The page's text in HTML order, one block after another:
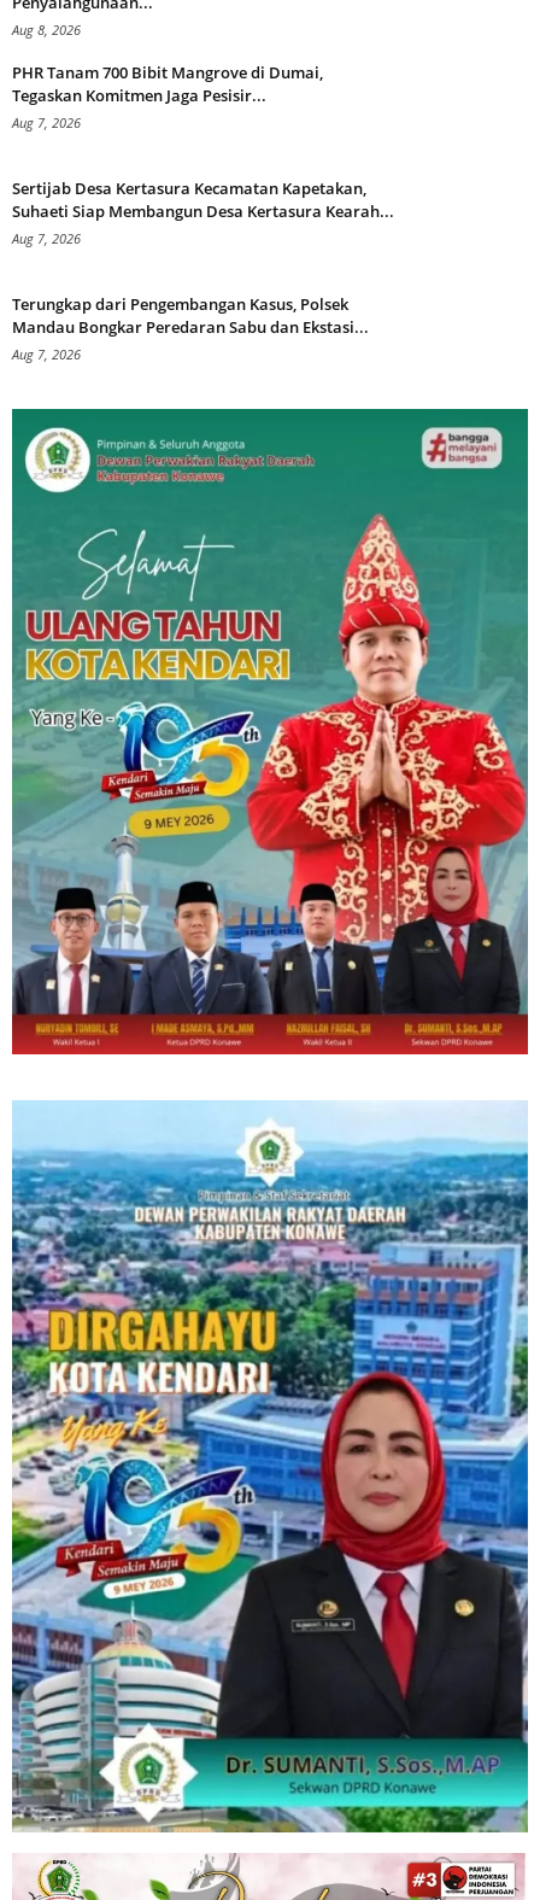
Aug 8, 2026
PHR Tanam 700 Bibit Mangrove di Dumai,
Tegaskan Komitmen Jaga Pesisir...
Aug 7, 2026
Sertijab Desa Kertasura Kecamatan Kapetakan,
Suhaeti Siap Membangun Desa Kertasura Kearah...
Aug 7, 2026
Terungkap dari Pengembangan Kasus, Polsek
Mandau Bongkar Peredaran Sabu dan Ekstasi...
Aug 7, 2026